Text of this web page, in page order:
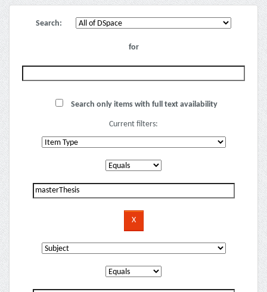
Search:
for
Search only items with full text availability
Current filters: